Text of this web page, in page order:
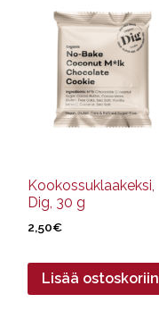
Kookossuklaakeksi,
Dig, 30 g
2,50€
Lisää ostoskoriin